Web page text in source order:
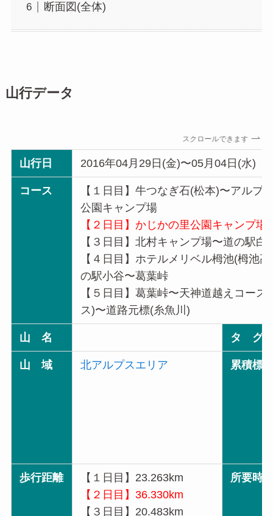
断面図(全体)
山行データ
スクロールできます
山行日 2016年04月29日(金)〜05月04日(水)
コース
【１日目】牛つなぎ石(松本)〜アル
公園キャンプ場
【２日目】かじかの里公園キャンプ
【３日目】北村キャンプ場〜道の駅
【４日目】ホテルメリベル栂池(栂池
の駅小谷〜葛葉峠
【５日目】葛葉峠〜天神道越えコー
ス)〜道路元標(糸魚川)
山 名 タ グ
山 域 北アルプスエリア 累積標
歩行距離
【１日目】23.263km
【２日目】36.330km
【３日目】20.483km
所要時